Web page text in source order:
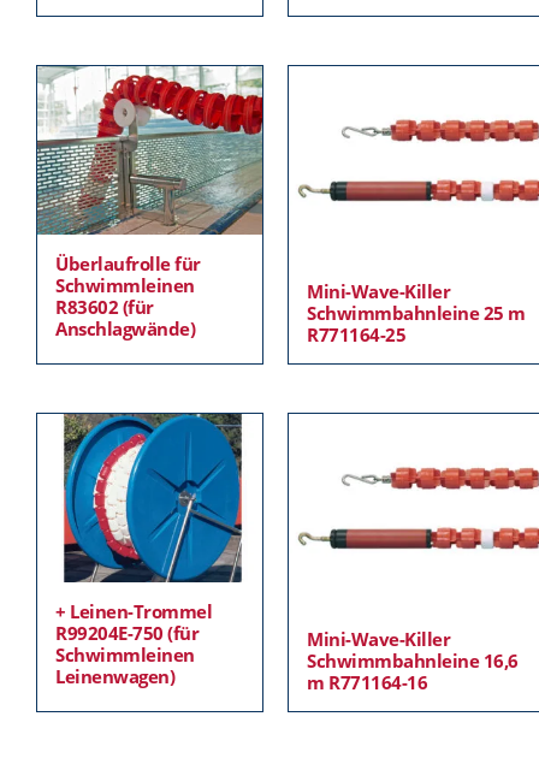
Überlaufrolle für
Schwimmleinen
R83602 (für
Anschlagwände)
Mini-Wave-Killer
Schwimmbahnleine 25 m
R771164-25
+ Leinen-Trommel
R99204E-750 (für
Schwimmleinen
Leinenwagen)
Mini-Wave-Killer
Schwimmbahnleine 16,6
m R771164-16